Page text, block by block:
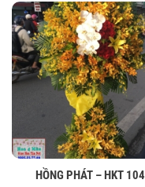
HỒNG PHÁT – HKT 104